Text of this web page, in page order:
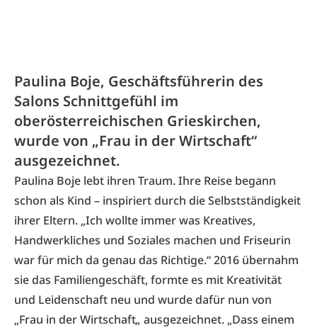
Paulina Boje, Geschäftsführerin des
Salons Schnittgefühl im
oberösterreichischen Grieskirchen,
wurde von „Frau in der Wirtschaft“
ausgezeichnet.
Paulina Boje lebt ihren Traum. Ihre Reise begann
schon als Kind – inspiriert durch die Selbstständigkeit
ihrer Eltern. „Ich wollte immer was Kreatives,
Handwerkliches und Soziales machen und Friseurin
war für mich da genau das Richtige.“ 2016 übernahm
sie das Familiengeschäft, formte es mit Kreativität
und Leidenschaft neu und wurde dafür nun von
„Frau in der Wirtschaft„ ausgezeichnet. „Dass einem